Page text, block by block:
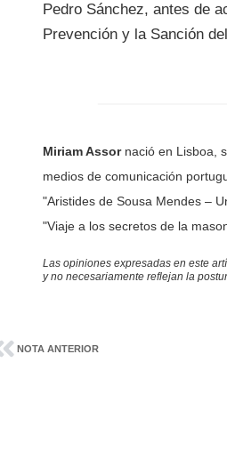
Pedro Sánchez, antes de
Prevención y la Sanción
Miriam Assornació en Lisboa,
medios de comunicación
"Aristides de Sousa Mendes –
"Viaje a los secretos de la
Las opiniones expresadas en este
y no necesariamente reflejan la
NOTA ANTERIOR